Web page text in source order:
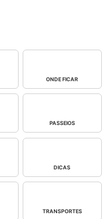
ONDE FICAR
PASSEIOS
DICAS
TRANSPORTES